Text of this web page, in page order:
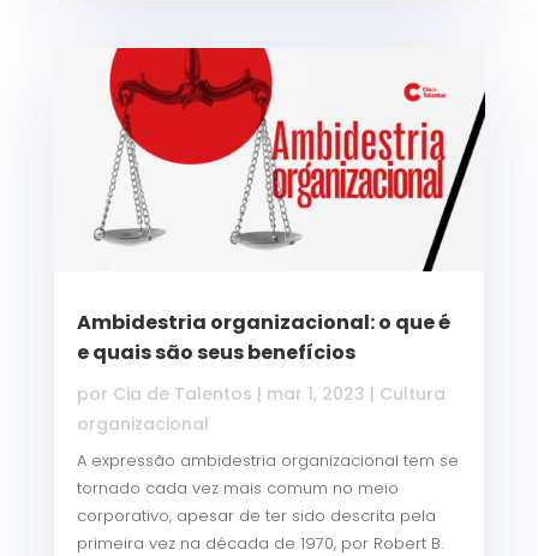
Ambidestria organizacional: o que é
e quais são seus benefícios
por Cia de Talentos | mar 1, 2023 | Cultura
organizacional
A expressão ambidestria organizacional tem se
tornado cada vez mais comum no meio
corporativo, apesar de ter sido descrita pela
primeira vez na década de 1970, por Robert B.